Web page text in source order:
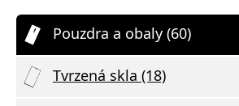
Pouzdra a obaly (60)
Tvrzená skla (18)